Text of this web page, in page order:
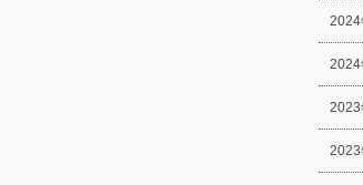
2024
2024
2023
2023